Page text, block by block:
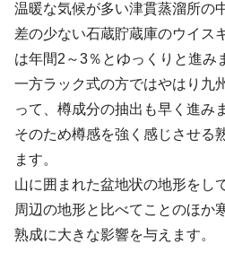
温暖な気候が多い津貫蒸溜所の
差の少ない石蔵貯蔵庫のウイス
は年間2～3％とゆっくりと進み
一方ラック式の方ではやはり九
って、樽成分の抽出も早く進み
そのため樽感を強く感じさせる
ます。
山に囲まれた盆地状の地形をし
周辺の地形と比べてことのほか
熟成に大きな影響を与えます。